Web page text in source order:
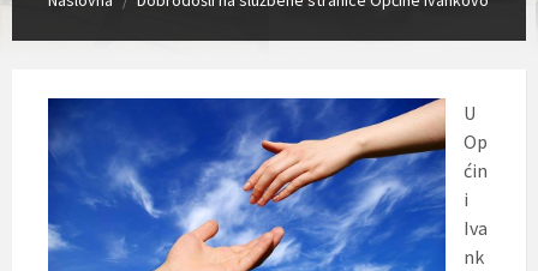
U
Op
ćin
i
Iva
nk